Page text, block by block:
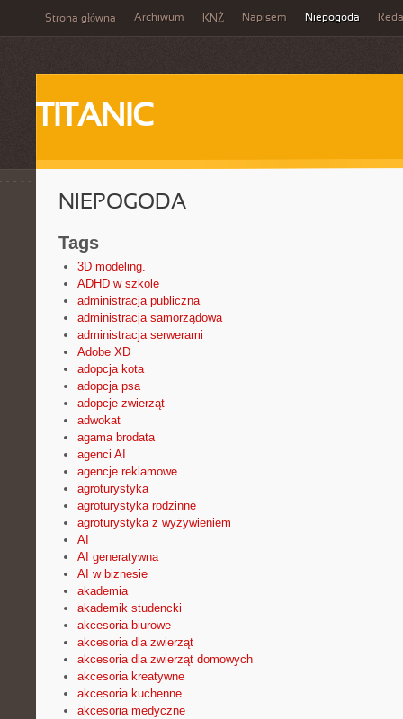
Strona główna Archiwum KNŻ Napisem Niepogoda
TITANIC
NIEPOGODA
Tags
3D modeling.
ADHD w szkole
administracja publiczna
administracja samorządowa
administracja serwerami
Adobe XD
adopcja kota
adopcja psa
adopcje zwierząt
adwokat
agama brodata
agenci AI
agencje reklamowe
agroturystyka
agroturystyka rodzinne
agroturystyka z wyżywieniem
AI
AI generatywna
AI w biznesie
akademia
akademik studencki
akcesoria biurowe
akcesoria dla zwierząt
akcesoria dla zwierząt domowych
akcesoria kreatywne
akcesoria kuchenne
akcesoria medyczne